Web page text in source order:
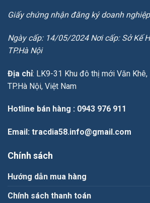
Giấy chứng nhận đăng ký doanh
Ngày cấp: 14/05/2024 Nơi cấp: Sở Kế
TP.Hà Nội
Địa chỉ: LK9-31 Khu đô thị mới Văn
TP.Hà Nội, Việt Nam
Hotline bán hàng : 0943 976 911
Email : tracdia58.info@gmail.com
Chính sách
Hướng dẫn mua hàng
Chính sách thanh toán